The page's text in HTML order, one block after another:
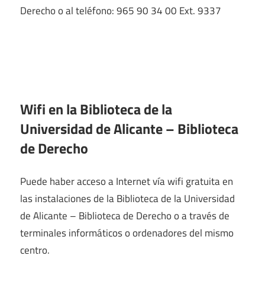
Derecho o al teléfono: 965 90 34 00 Ext. 9337
Wifi en laBiblioteca de la
Universidad de Alicante – Biblioteca
de Derecho
Puede haber acceso a Internet vía wifi gratuita en
las instalaciones de la Biblioteca de la Universidad
de Alicante – Biblioteca de Derecho o a través de
terminales informáticos o ordenadores del mismo
centro.